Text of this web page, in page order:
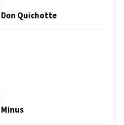
Don Quichotte
Minus